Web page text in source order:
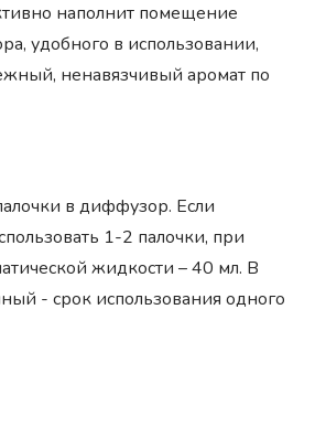
наполнит помещение
удобного в использовании,
ненавязчивый аромат по
в диффузор. Если
1-2 палочки, при
жидкости – 40 мл. В
- срок использования одного